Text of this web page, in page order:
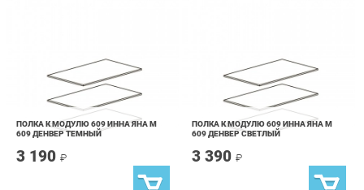
ПОЛКА К МОДУЛЮ 609 ИННА ЯНА М
609 ДЕНВЕР ТЕМНЫЙ
3 190₽
ПОЛКА К МОДУЛЮ 609 ИННА ЯНА М
609 ДЕНВЕР СВЕТЛЫЙ
3 390₽